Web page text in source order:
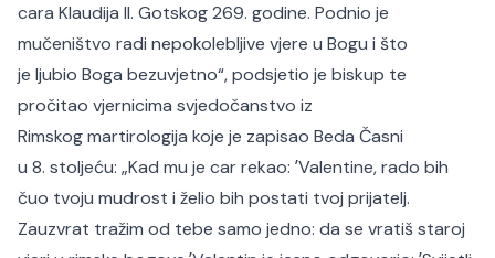
cara Klaudija II. Gotskog 269. godine. Podnio je
mučeništvo radi nepokolebljive vjere u Bogu i što
je ljubio Boga bezuvjetno“, podsjetio je biskup te
pročitao vjernicima svjedočanstvo iz
Rimskog martirologija koje je zapisao Beda Časni
u 8. stoljeću: „Kad mu je car rekao: ʼValentine, rado bih
čuo tvoju mudrost i želio bih postati tvoj prijatelj.
Zauzvrat tražim od tebe samo jedno: da se vratiš staroj